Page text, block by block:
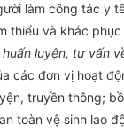
làm công tác y
thiểu và khắc
luyện, tưvấn
các đơn vị hoạt
truyền thông;
toàn vệ sinh lao